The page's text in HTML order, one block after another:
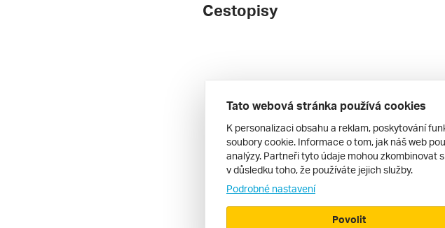
Cestopisy
Tato webová stránka používá cookies
K personalizaci obsahu a reklam, poskytování
soubory cookie. Informace o tom, jak náš web
analýzy. Partneři tyto údaje mohou zkombinovat
v důsledku toho, že používáte jejich služby.
Podrobné nastavení
Povolit